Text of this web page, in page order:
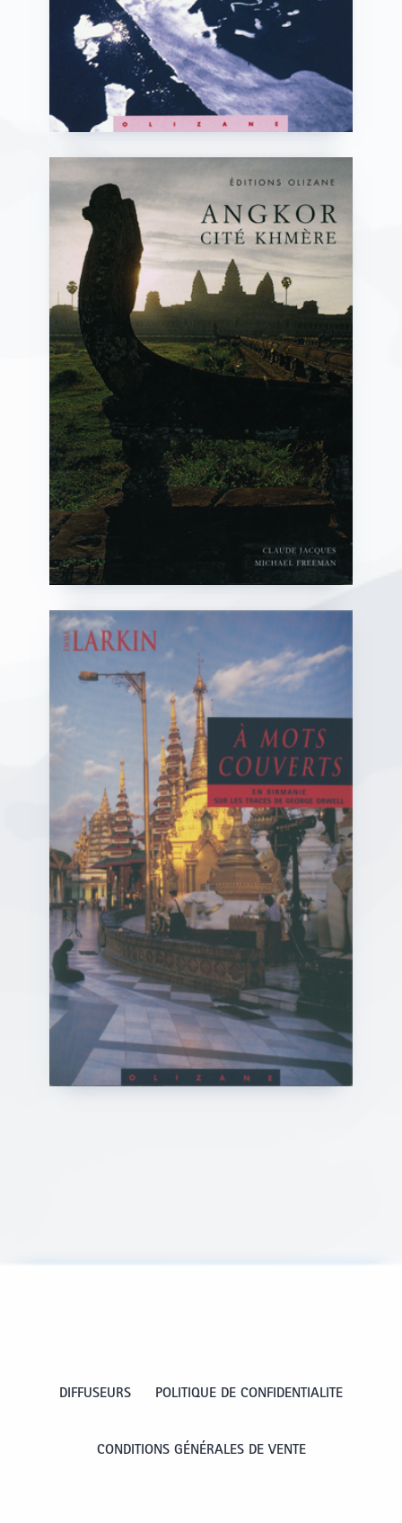
DIFFUSEURS POLITIQUE DE CONFIDENTIALITE
CONDITIONS GÉNÉRALES DE VENTE